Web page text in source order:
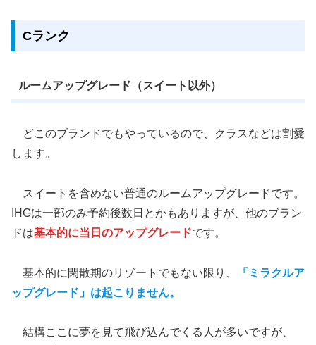
Cランク
ルームアップグレード（スイート以外）
どこのブランドでもやっているので、クラスなどは割愛
します。
スイートを含めない普通のルームアップグレードです。
IHGは一部のみ予約後数日とかもありますが、他のブラン
ドは基本的に当日のアップグレードです。
基本的に閑散期のリゾートでもない限り、
「ミラクルア
ップグレード」は起こりません。
結構ここに夢を見て飛び込んでくる人が多いですが、